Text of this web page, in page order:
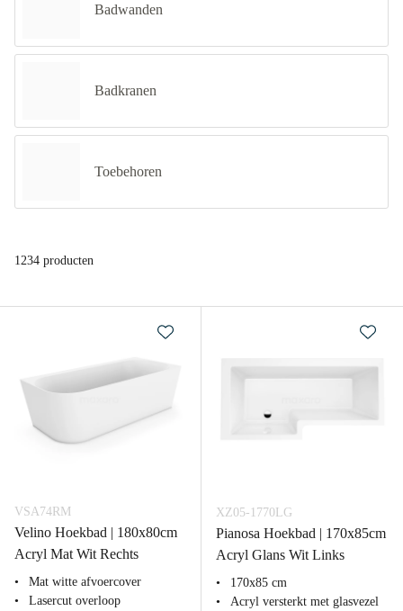
Badwanden
Badkranen
Toebehoren
1234 producten
VSA74RM
Velino Hoekbad | 180x80cm
Acryl Mat Wit Rechts
Mat witte afvoercover
Lasercut overloop
XZ05-1770LG
Pianosa Hoekbad | 170x85cm
Acryl Glans Wit Links
170x85 cm
Acryl versterkt met glasvezel